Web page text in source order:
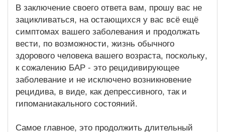
В заключение своего ответа вам, прошу вас не
зацикливаться, на остающихся у вас всё ещё
симптомах вашего заболевания и продолжать
вести, по возможности, жизнь обычного
здорового человека вашего возраста, поскольку,
к сожалению БАР - это рецидивирующее
заболевание и не исключено возникновение
рецидива, в виде, как депрессивного, так и
гипоманиакального состояний.
Самое главное, это продолжить длительный